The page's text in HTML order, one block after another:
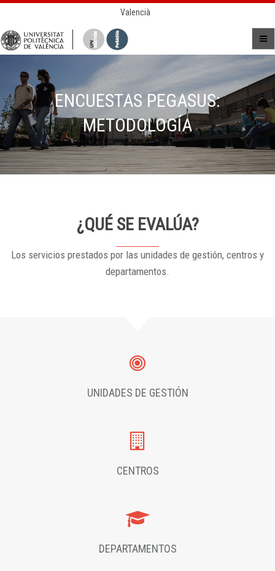
Valencià
ENCUESTAS PEGASUS:
METODOLOGÍA
¿QUÉ SE EVALÚA?
Los servicios prestados por las unidades de gestión, centros y
departamentos.
UNIDADES DE GESTIÓN
CENTROS
DEPARTAMENTOS